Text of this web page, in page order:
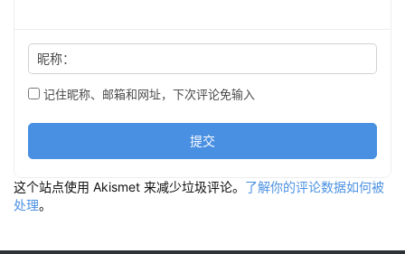
昵称：
记住昵称、邮箱和网址，下次评论免输入
提交
这个站点使用 Akismet 来减少垃圾评论。 了解你的评论数据如何被
处理。